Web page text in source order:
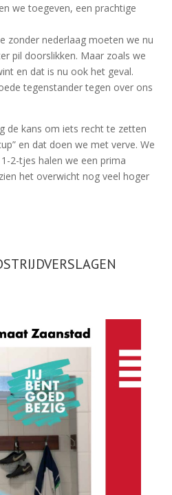
we toegeven, een prachtige
zonder nederlaag moeten we nu
pil doorslikken. Maar zoals we
en dat is nu ook het geval.
tegenstander tegen over ons
de kans om iets recht te zetten
en dat doen we met verve. We
2-tjes halen we een prima
het overwicht nog veel hoger